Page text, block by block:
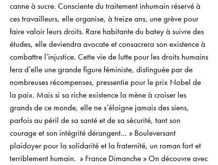
canne à sucre. Consciente du traitement inhumain réservé à
ces travailleurs, elle organise, à treize ans, une grève pour
faire valoir leurs droits. Rare habitante du batey à suivre des
études, elle deviendra avocate et consacrera son existence à
combattre l’injustice. Cette vie de lutte pour les droits humains
fera d’elle une grande figure féministe, distinguée par de
nombreuses récompenses, pressentie pour le prix Nobel de
la paix. Mais si sa riche existence la mène à croiser les
grands de ce monde, elle ne s’éloigne jamais des siens,
parfois au péril de sa santé et de sa sécurité, tant son
courage et son intégrité dérangent… » Bouleversant
plaidoyer pour la solidarité et la fraternité, un roman fort et
terriblement humain. » France Dimanche » On découvre avec